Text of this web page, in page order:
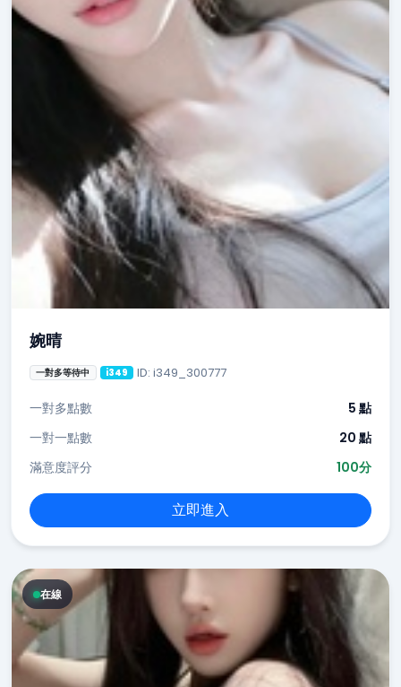
婉晴
一對多等待中 i349 ID: i349_300777
一對多點數
5 點
一對一點數
20 點
滿意度評分
100分
立即進入
在線